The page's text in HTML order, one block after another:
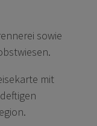
sowie
mit